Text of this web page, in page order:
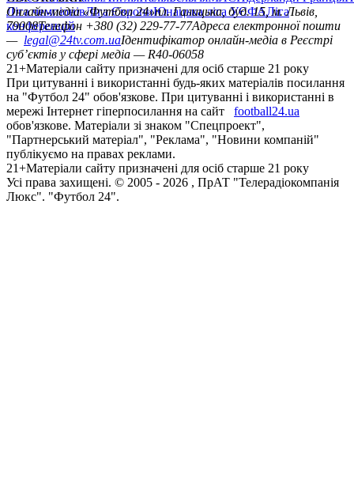
Ліга чемпіонівЛіга ЄвропиЮнацька ліга УЄФАЛіга
конференцій
Онлайн-медіа «Футбол 24»пл. Галицька, буд. 15, м. Львів,
79008Телефон +380 (32) 229-77-77Адреса електронної пошти
— legal@24tv.com.uaІдентифікатор онлайн-медіа в Реєстрі
суб’єктів у сфері медіа — R40-06058
21+Матеріали сайту призначені для осіб старше 21 року
При цитуванні і використанні будь-яких матеріалів посилання
на "Футбол 24" обов'язкове. При цитуванні і використанні в
мережі Інтернет гіперпосилання на сайт
football24.ua
обов'язкове. Матеріали зі знаком "Спецпроект",
"Партнерський матеріал", "Реклама", "Новини компаній"
публікуємо на правах реклами.
21+Матеріали сайту призначені для осіб старше 21 року
Усi права захищенi. © 2005 - 2026 , ПрАТ "Телерадіокомпанія
Люкс". "Футбол 24".